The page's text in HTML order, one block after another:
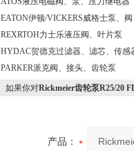
EATON伊顿/VICKERS威格士泵、阀
REXRTOH力士乐液压阀、叶片泵
HYDAC贺德克过滤器、滤芯、传感
PARKER派克阀、接头、齿轮泵
如果你对Rickmeier齿轮泵R25/20
产品：